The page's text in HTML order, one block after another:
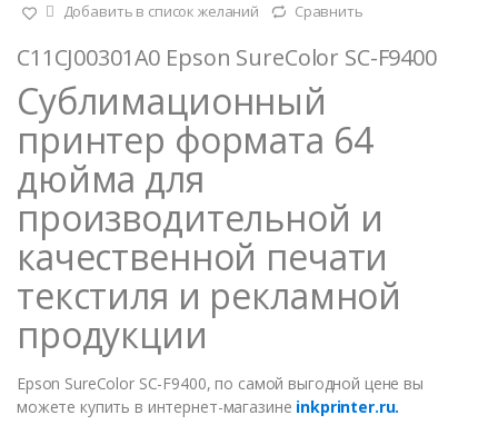
Добавить в список желаний Сравнить
C11CJ00301A0 Epson SureColor SC-F9400
Сублимационный
принтер формата 64
дюйма для
производительной и
качественной печати
текстиля и рекламной
продукции
Epson SureColor SC-F9400, по самой выгодной цене вы
можете купить в интернет-магазине inkprinter.ru.